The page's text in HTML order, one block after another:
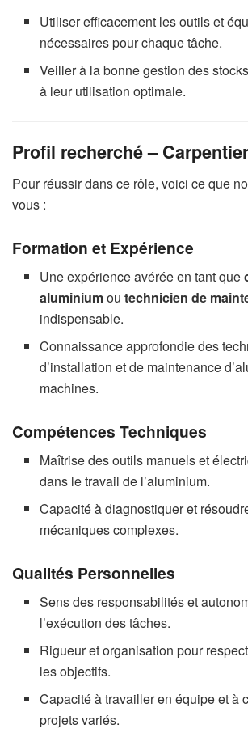
Utiliser efficacement les outils et
nécessaires pour chaque tâche.
Veiller à la bonne gestion des
à leur utilisation optimale.
Profil recherché –
Pour réussir dans ce rôle, voici ce que
vous :
Formation et Expérience
Une expérience avérée en tant que
aluminiumoutechnicien de
indispensable.
Connaissance approfondie des
d’installation et de maintenance
machines.
Compétences Techniques
Maîtrise des outils manuels et
dans le travail de l’aluminium.
Capacité à diagnostiquer et
mécaniques complexes.
Qualités Personnelles
Sens des responsabilités et
l’exécution des tâches.
Rigueur et organisation pour
les objectifs.
Capacité à travailler en équipe et à
projets variés.